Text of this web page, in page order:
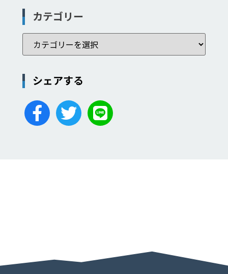
カテゴリー
シェアする